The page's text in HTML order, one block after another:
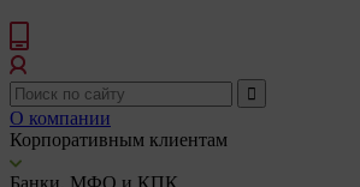
О компании
Корпоративным клиентам
Банки, МФО и КПК